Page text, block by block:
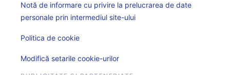
Notă de informare cu privire la prelucrarea de date
personale prin intermediul site-ului
Politica de cookie
Modifică setarile cookie-urilor